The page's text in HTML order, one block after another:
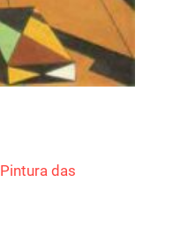
Pintura das